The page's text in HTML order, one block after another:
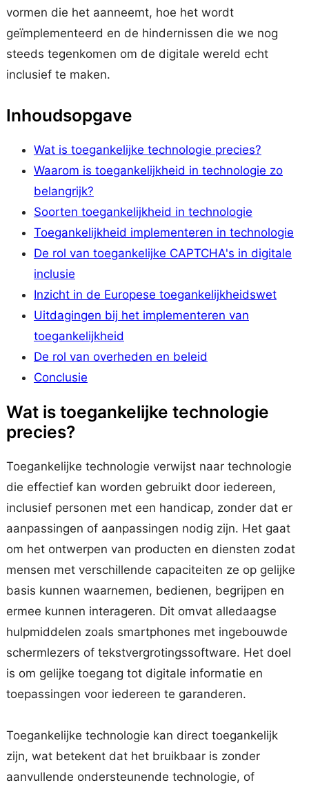
vormen die het aanneemt, hoe het wordt
geïmplementeerd en de hindernissen die we nog
steeds tegenkomen om de digitale wereld echt
inclusief te maken.
Inhoudsopgave
Wat is toegankelijke technologie precies?
Waarom is toegankelijkheid in technologie zo
belangrijk?
Soorten toegankelijkheid in technologie
Toegankelijkheid implementeren in technologie
De rol van toegankelijke CAPTCHA's in digitale
inclusie
Inzicht in de Europese toegankelijkheidswet
Uitdagingen bij het implementeren van
toegankelijkheid
De rol van overheden en beleid
Conclusie
Wat is toegankelijke technologie
precies?
Toegankelijke technologie verwijst naar technologie
die effectief kan worden gebruikt door iedereen,
inclusief personen met een handicap, zonder dat er
aanpassingen of aanpassingen nodig zijn. Het gaat
om het ontwerpen van producten en diensten zodat
mensen met verschillende capaciteiten ze op gelijke
basis kunnen waarnemen, bedienen, begrijpen en
ermee kunnen interageren. Dit omvat alledaagse
hulpmiddelen zoals smartphones met ingebouwde
schermlezers of tekstvergrotingssoftware. Het doel
is om gelijke toegang tot digitale informatie en
toepassingen voor iedereen te garanderen.
Toegankelijke technologie kan direct toegankelijk
zijn, wat betekent dat het bruikbaar is zonder
aanvullende ondersteunende technologie, of